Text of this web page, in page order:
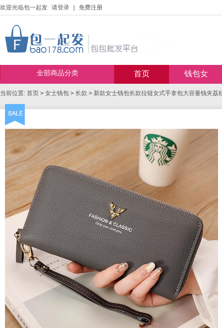
欢迎光临包一起发 请登录 免费注册
全部商品分类 首页 钱包女
当前位置: 首页 > 女士钱包 > 长款 > 新款女士钱包长款拉链女式手拿包大容量钱夹荔